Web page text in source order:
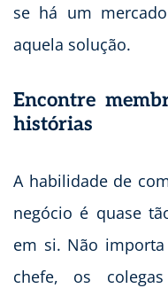
se há um
aquela solução.
Encontre
histórias
A habilidade de
negócio é quase
em si. Não
chefe, os